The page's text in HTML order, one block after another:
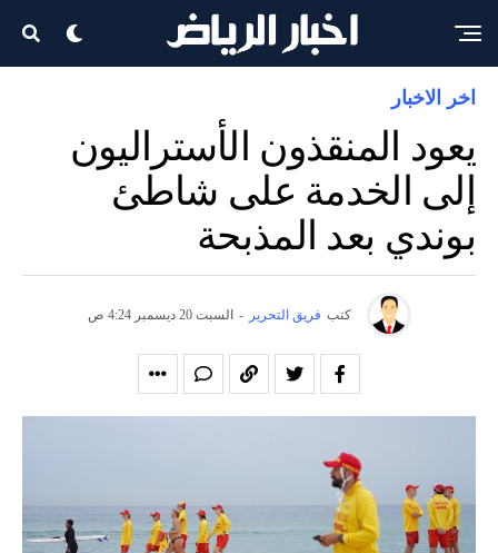
اخر الاخبار
يعود المنقذون الأستراليون
إلى الخدمة على شاطئ
بوندي بعد المذبحة
كتب فريق التحرير - السبت 20 ديسمبر 4:24 ص